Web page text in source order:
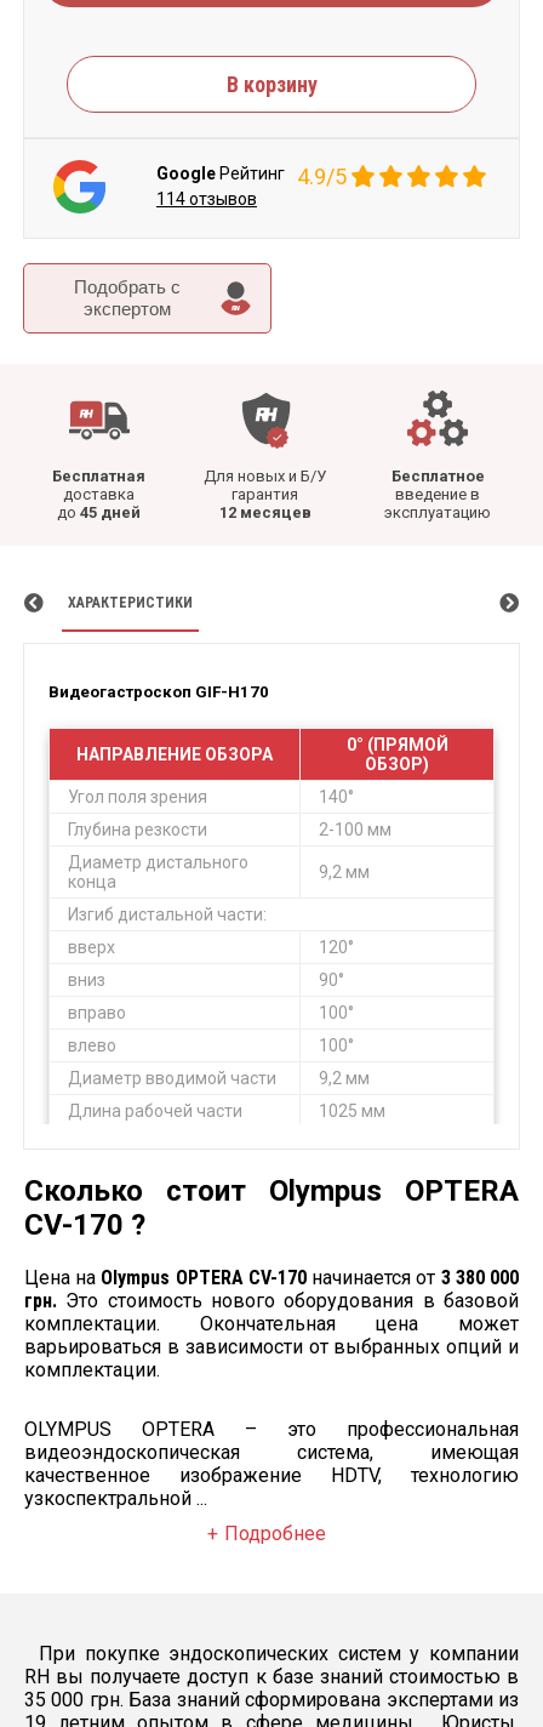
Подобрать c
экспертом
Бесплатная
доставка
до 45 дней
Для новых и Б/У
гарантия
12 месяцев
Бесплатное
введение в
эксплуатацию
В корзину
Google Рейтинг 4.9/5
114 отзывов
ХАРАКТЕРИСТИКИ
Видеогастроскоп GIF-H170
НАПРАВЛЕНИЕ ОБЗОРА
0° (ПРЯМОЙ
ОБЗОР)
Угол поля зрения
140°
Глубина резкости
2-100 мм
Диаметр дистального
конца
9,2 мм
Изгиб дистальной части:
вверх
120°
вниз
90°
вправо
100°
влево
100°
Диаметр вводимой части
9,2 мм
Длина рабочей части
1025 мм
Инструментальный канал
Видеоколоноскоп CF-H170L
НАПРАВЛЕНИЕ ОБЗОРА
0° (ПРЯМОЙ
ОБЗОР)
Угол поля зрения
170°
Глубина резкости
конца
Изгиб дистальной части:
вверх
Длина рабочей части
1680 мм
Длина общая
2005 мм
Инструментальный канал
3,7 мм
Сколько стоит Olympus OPTERA
CV-170 ?
Цена на Olympus OPTERA CV-170начинается от 3 380 000
грн. Это стоимость нового оборудования в базовой
комплектации. Окончательная цена может
варьироваться в зависимости от выбранных опций и
комплектации.
OLYMPUS OPTERA – это профессиональная
видеоэндоскопическая система, имеющая
качественное изображение HDTV, технологию
узкоспектральной ...
Подробнее
При покупке эндоскопических систем у компании
RH вы получаете доступ к базе знаний стоимостью в
35 000 грн. База знаний сформирована экспертами из